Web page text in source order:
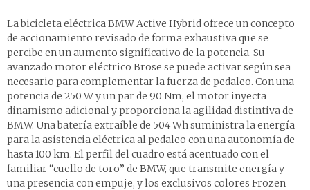
La bicicleta eléctrica BMW Active Hybrid ofrece un concepto
de accionamiento revisado de forma exhaustiva que se
percibe en un aumento significativo de la potencia. Su
avanzado motor eléctrico Brose se puede activar según sea
necesario para complementar la fuerza de pedaleo. Con una
potencia de 250 W y un par de 90 Nm, el motor inyecta
dinamismo adicional y proporciona la agilidad distintiva de
BMW. Una batería extraíble de 504 Wh suministra la energía
para la asistencia eléctrica al pedaleo con una autonomía de
hasta 100 km. El perfil del cuadro está acentuado con el
familiar “cuello de toro” de BMW, que transmite energía y
una presencia con empuje, y los exclusivos colores Frozen